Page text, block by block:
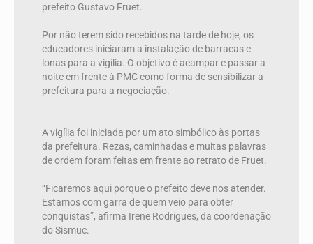
prefeito Gustavo Fruet.
Por não terem sido recebidos na tarde de hoje, os
educadores iniciaram a instalação de barracas e
lonas para a vigília. O objetivo é acampar e passar a
noite em frente à PMC como forma de sensibilizar a
prefeitura para a negociação.
A vigília foi iniciada por um ato simbólico às portas
da prefeitura. Rezas, caminhadas e muitas palavras
de ordem foram feitas em frente ao retrato de Fruet.
“Ficaremos aqui porque o prefeito deve nos atender.
Estamos com garra de quem veio para obter
conquistas”, afirma Irene Rodrigues, da coordenação
do Sismuc.